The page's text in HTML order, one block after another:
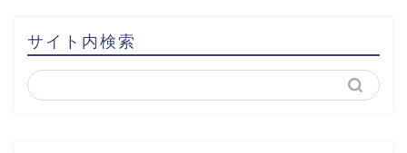
サイト内検索